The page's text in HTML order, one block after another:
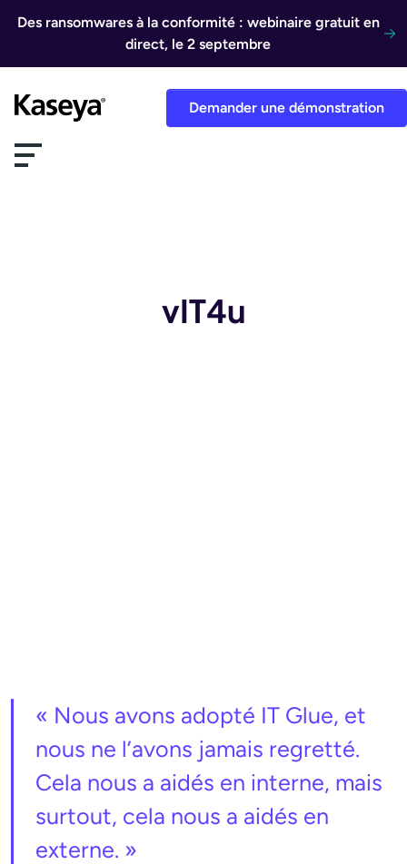
Des ransomwares à la conformité : webinaire gratuit en
direct, le 2 septembre
Demander une démonstration
vIT4u
« Nous avons adopté IT Glue, et
nous ne l’avons jamais regretté.
Cela nous a aidés en interne, mais
surtout, cela nous a aidés en
externe. »